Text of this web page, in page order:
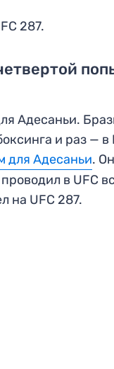
287.
Адесаньи.
и раз —
для Адесаньи.
в UFC
на UFC 287.